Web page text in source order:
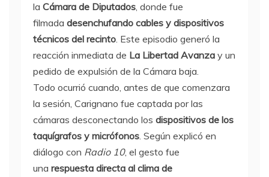
la Cámara de Diputados, donde fue
filmada desenchufando cables y dispositivos
técnicos del recinto. Este episodio generó la
reacción inmediata de La Libertad Avanza y un
pedido de expulsión de la Cámara baja.
Todo ocurrió cuando, antes de que comenzara
la sesión, Carignano fue captada por las
cámaras desconectando los dispositivos de los
taquígrafos y micrófonos. Según explicó en
diálogo con Radio 10, el gesto fue
una respuesta directa al clima de